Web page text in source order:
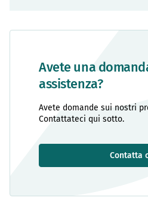
Avete una
assistenza?
Avete domande sui nostri
Contattateci qui sotto.
Contatta